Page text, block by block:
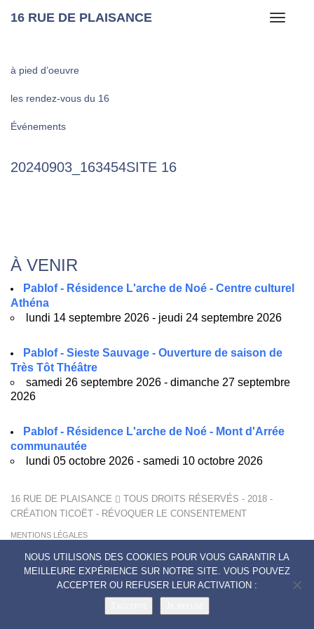
Toggle
16 RUE DE PLAISANCE
à pied d’oeuvre
les rendez-vous du 16
Événements
20240903_163454SITE 16
À VENIR
Pablof - Résidence L'arche de Noé - Centre culturel
Athéna
lundi 14 septembre 2026 - jeudi 24 septembre 2026
Pablof - Sieste Sauvage - Ouverture de saison de
Très Tôt Théâtre
samedi 26 septembre 2026 - dimanche 27 septembre
2026
Pablof - Résidence L'arche de Noé - Mont d'Arrée
communautée
lundi 05 octobre 2026 - samedi 10 octobre 2026
16 RUE DE PLAISANCE
TOUS DROITS RÉSERVÉS - 2018 -
CRÉATION TICOËT - RÉVOQUER LE CONSENTEMENT
MENTIONS LÉGALES
CONTACTS
NOUS UTILISONS DES COOKIES POUR VOUS GARANTIR LA
MEILLEURE EXPÉRIENCE SUR NOTRE SITE. VOUS POUVEZ
ACCEPTER OU REFUSER LEUR ACTIVATION :